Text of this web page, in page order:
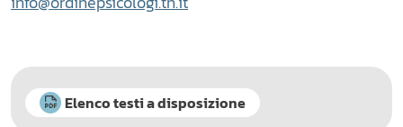
Elenco testi a disposizione